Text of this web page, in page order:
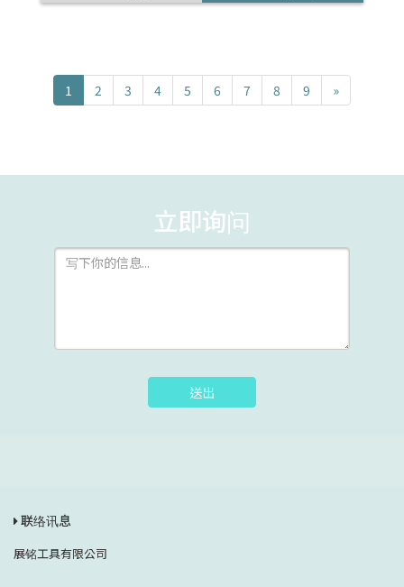
1 2 3 4 5 6 7 8 9 »
立即询问
送出
联络讯息
展铭工具有限公司